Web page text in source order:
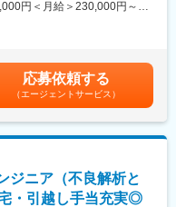
っているのがキヤノンマー
に獲得しています。半導体
わせた製品／ソリューショ
有の課題を十分に理解し、
能・お客様のお困りごとの
でサポートを行う「ITプロ
を通じて、不具合の原因究明
析
観察・分析業務
料作成
携
円＜月給＞230,000円～
550～570万円20年目 年
です。賃金はあくまでも目
る可能性があります。月給
応募依頼する
（エージェントサービス）
ジニア（不良解析と
・引越し手当充実◎